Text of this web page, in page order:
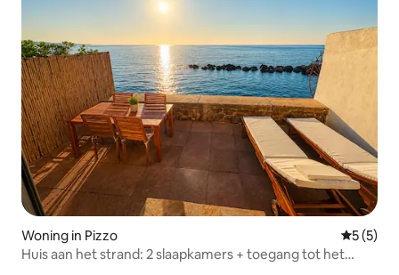
Woning in Pizzo
5 (5)
Huis aan het strand: 2 slaapkamers + toegang tot het